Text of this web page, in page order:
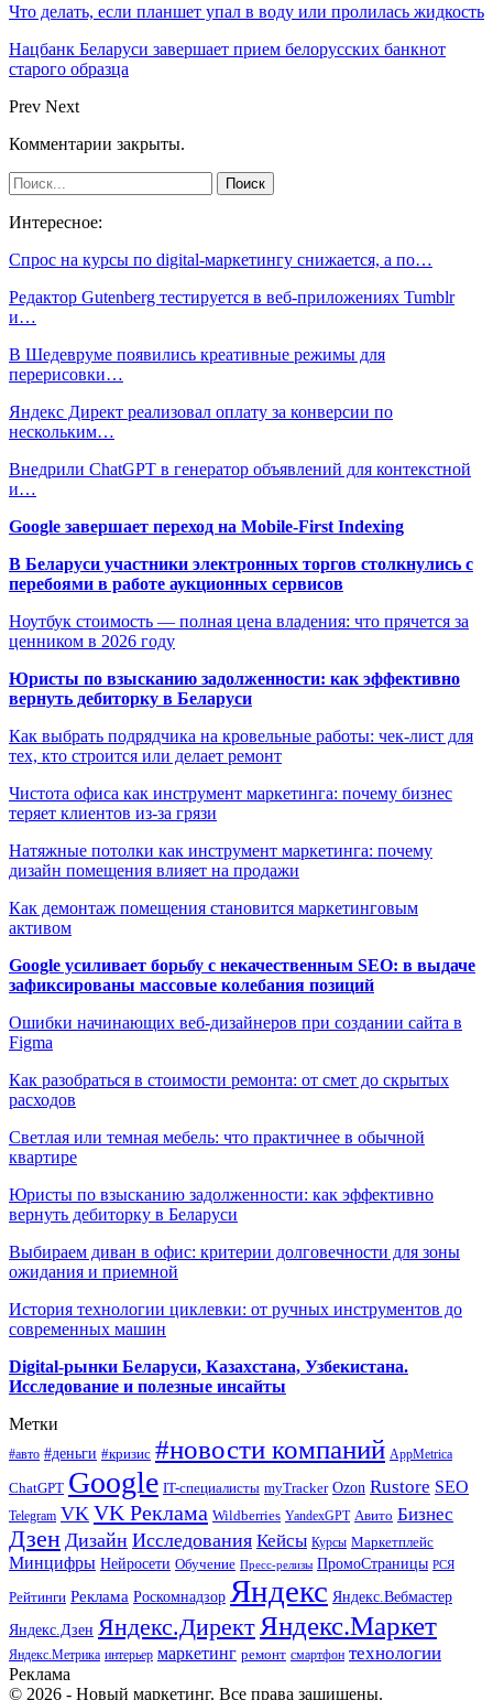
Что делать, если планшет упал в воду или пролилась жидкость
Нацбанк Беларуси завершает прием белорусских банкнот
старого образца
Prev Next
Комментарии закрыты.
Интересное:
Спрос на курсы по digital-маркетингу снижается, а по…
Редактор Gutenberg тестируется в веб-приложениях Tumblr
и…
В Шедевруме появились креативные режимы для
перерисовки…
Яндекс Директ реализовал оплату за конверсии по
нескольким…
Внедрили ChatGPT в генератор объявлений для контекстной
и…
Google завершает переход на Mobile-First Indexing
В Беларуси участники электронных торгов столкнулись с
перебоями в работе аукционных сервисов
Ноутбук стоимость — полная цена владения: что прячется за
ценником в 2026 году
Юристы по взысканию задолженности: как эффективно
вернуть дебиторку в Беларуси
Как выбрать подрядчика на кровельные работы: чек-лист для
тех, кто строится или делает ремонт
Чистота офиса как инструмент маркетинга: почему бизнес
теряет клиентов из-за грязи
Натяжные потолки как инструмент маркетинга: почему
дизайн помещения влияет на продажи
Как демонтаж помещения становится маркетинговым
активом
Google усиливает борьбу с некачественным SEO: в выдаче
зафиксированы массовые колебания позиций
Ошибки начинающих веб-дизайнеров при создании сайта в
Figma
Как разобраться в стоимости ремонта: от смет до скрытых
расходов
Светлая или темная мебель: что практичнее в обычной
квартире
Юристы по взысканию задолженности: как эффективно
вернуть дебиторку в Беларуси
Выбираем диван в офис: критерии долговечности для зоны
ожидания и приемной
История технологии циклевки: от ручных инструментов до
современных машин
Digital-рынки Беларуси, Казахстана, Узбекистана.
Исследование и полезные инсайты
Метки
#авто #деньги #кризис #новости компаний AppMetrica
ChatGPT Google IT-специалисты myTracker Ozon Rustore SEO
Telegram VK VK Реклама Wildberries YandexGPT Авито Бизнес
Дзен Дизайн Исследования Кейсы Курсы Маркетплейс
Минцифры Нейросети Обучение Пресс-релизы ПромоСтраницы РСЯ
Рейтинги Реклама Роскомнадзор Яндекс Яндекс.Вебмастер
Яндекс.Дзен Яндекс.ДиректЯндекс.Маркет
Яндекс.Метрика интерьер маркетинг ремонт смартфон технологии
Реклама
© 2026 - Новый маркетинг. Все права защищены.